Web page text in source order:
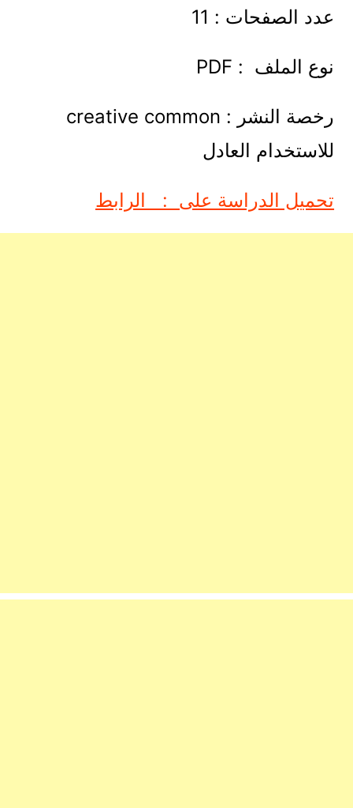
عدد الصفحات : 11
نوع الملف : PDF
رخصة النشر : creative common
للاستخدام العادل
تحميل الدراسة على : الرابط